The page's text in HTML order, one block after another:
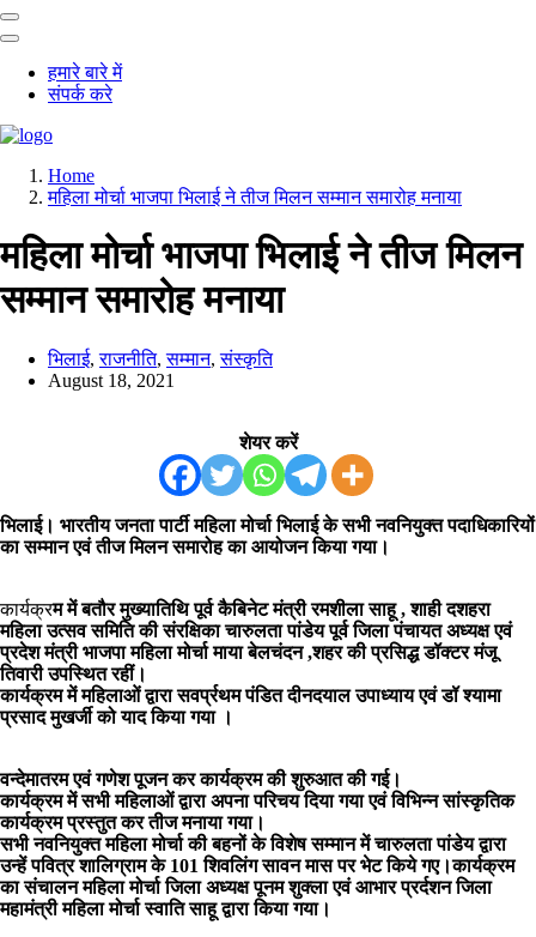
हमारे बारे में
संपर्क करे
Home
महिला मोर्चा भाजपा भिलाई ने तीज मिलन सम्मान समारोह मनाया
महिला मोर्चा भाजपा भिलाई ने तीज मिलन
सम्मान समारोह मनाया
भिलाई,राजनीति,सम्मान,संस्कृति
August 18, 2021
शेयर करें
भिलाई। भारतीय जनता पार्टी महिला मोर्चा भिलाई के सभी नवनियुक्त पदाधिकारियों
का सम्मान एवं तीज मिलन समारोह का आयोजन किया गया।
कार्यक्रम में बतौर मुख्यातिथि पूर्व कैबिनेट मंत्री रमशीला साहू , शाही दशहरा
महिला उत्सव समिति की संरक्षिका चारुलता पांडेय पूर्व जिला पंचायत अध्यक्ष एवं
प्रदेश मंत्री भाजपा महिला मोर्चा माया बेलचंदन ,शहर की प्रसिद्ध डॉक्टर मंजू
तिवारी उपस्थित रहीं।
कार्यक्रम में महिलाओं द्वारा सवर्प्रथम पंडित दीनदयाल उपाध्याय एवं डॉ श्यामा
प्रसाद मुखर्जी को याद किया गया ।
वन्देमातरम एवं गणेश पूजन कर कार्यक्रम की शुरुआत की गई।
कार्यक्रम में सभी महिलाओं द्वारा अपना परिचय दिया गया एवं विभिन्न सांस्कृतिक
कार्यक्रम प्रस्तुत कर तीज मनाया गया।
सभी नवनियुक्त महिला मोर्चा की बहनों के विशेष सम्मान में चारुलता पांडेय द्वारा
उन्हें पवित्र शालिग्राम के 101 शिवलिंग सावन मास पर भेट किये गए।कार्यक्रम
का संचालन महिला मोर्चा जिला अध्यक्ष पूनम शुक्ला एवं आभार प्रर्दशन जिला
महामंत्री महिला मोर्चा स्वाति साहू द्वारा किया गया।